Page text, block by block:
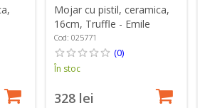
Mojar cu pistil, ceramica,
16cm, Truffle - Emile
Henry
Cod: 025771
(0)
În stoc
328 lei